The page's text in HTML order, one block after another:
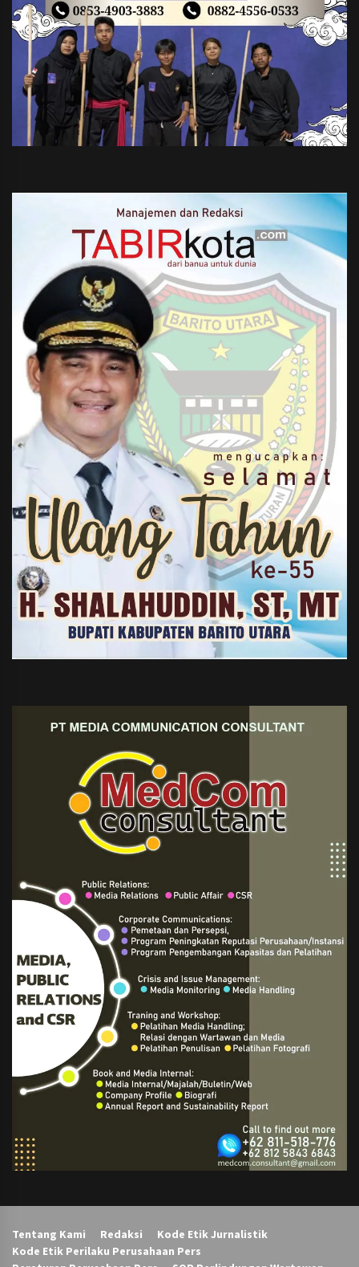
Tentang Kami Redaksi
Kode Etik Jurnalistik
Kode Etik Perilaku Perusahaan Pers